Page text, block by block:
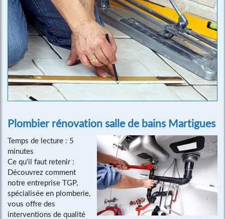
Plombier rénovation salle de bains Martigues
Temps de lecture : 5
minutes
Ce qu'il faut retenir :
Découvrez comment
notre entreprise TGP,
spécialisée en plomberie,
vous offre des
interventions de qualité